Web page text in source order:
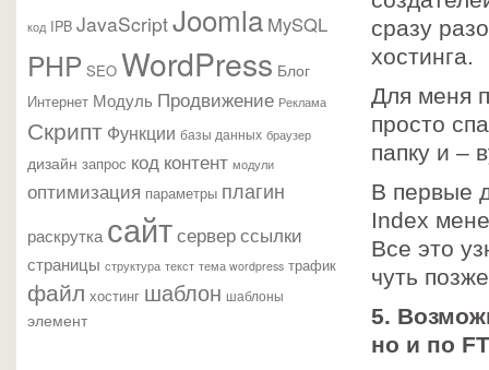
код IPB JavaScriptJoomla MySQL
PHP SEO WordPress Блог
Интернет Модуль Продвижение Реклама
Скрипт Функции базы данных браузер
дизайн запрос код контент модули
оптимизация параметры плагин
раскрутка сайтсерверссылки
страницы структура текст тема wordpress трафик
файл хостинг шаблон шаблоны
элемент
сразу
хостинга.
Для меня
просто
папку и –
В первые
Index
Все это
чуть
5.
но и по